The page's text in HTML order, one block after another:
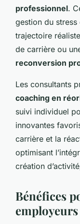
professionnel.
gestion du stress
trajectoire
de carrière ou
reconversion
Les consultants
coaching en
suivi individuel
innovantes
carrière et la
optimisant
création
Bénéfices
employeurs